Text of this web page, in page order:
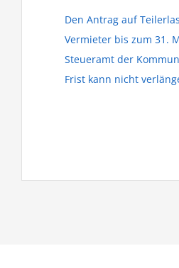
Den Antrag auf
Vermieter bis zum 31.
Steueramt der
Frist kann nicht